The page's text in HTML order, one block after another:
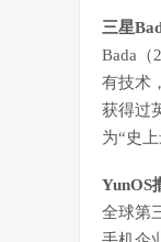
三星
Bada（
有技术
获得过
为“史上
YunOS
全球第